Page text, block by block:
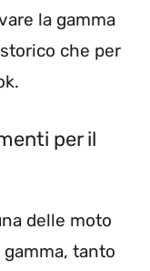
la gamma
che per
per il
delle moto
tanto